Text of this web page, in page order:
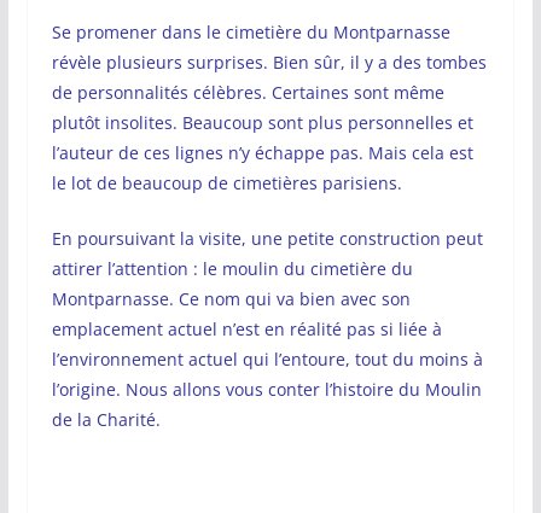
Se promener dans le cimetière du Montparnasse
révèle plusieurs surprises. Bien sûr, il y a des tombes
de personnalités célèbres. Certaines sont même
plutôt insolites. Beaucoup sont plus personnelles et
l’auteur de ces lignes n’y échappe pas. Mais cela est
le lot de beaucoup de cimetières parisiens.
En poursuivant la visite, une petite construction peut
attirer l’attention : le moulin du cimetière du
Montparnasse. Ce nom qui va bien avec son
emplacement actuel n’est en réalité pas si liée à
l’environnement actuel qui l’entoure, tout du moins à
l’origine. Nous allons vous conter l’histoire du Moulin
de la Charité.